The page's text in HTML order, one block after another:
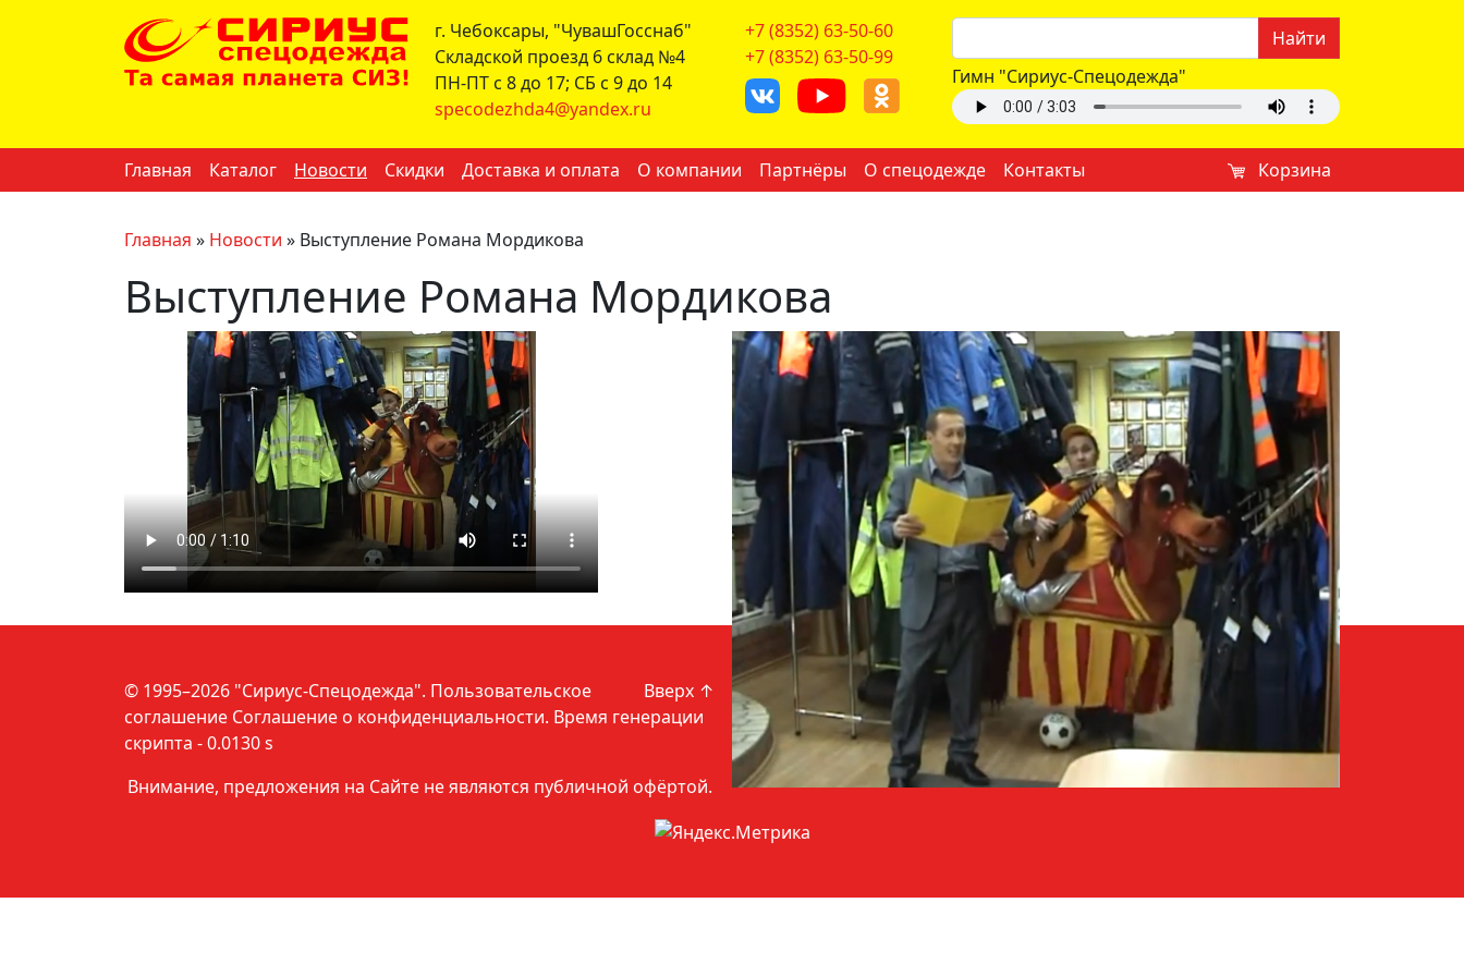
г. Чебоксары, "ЧувашГосснаб"
Складской проезд 6 склад №4
ПН-ПТ с 8 до 17; СБ с 9 до 14
specodezhda4@yandex.ru
+7 (8352) 63-50-60
+7 (8352) 63-50-99
Найти
Гимн "Сириус-Спецодежда"
Главная Каталог Новости Скидки Доставка и оплата О компании Партнёры О спецодежде Контакты Корзина
Главная » Новости » Выступление Романа Мордикова
Выступление Романа Мордикова
Вверх ↑
© 1995–2026 "Сириус-Спецодежда". Пользовательское
соглашение Соглашение о конфиденциальности. Время генерации
скрипта - 0.0130 s
Внимание, предложения на Сайте не являются публичной офёртой.